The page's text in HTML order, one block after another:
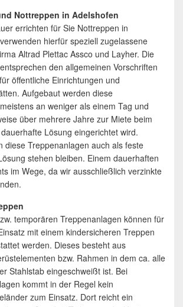
Nottreppen in Adelshofen
errichten für Sie Nottreppen in
hierfür speziell zugelassene
Altrad Plettac Assco und Layher. Die
den allgemeinen Vorschriften
öffentliche Einrichtungen und
Aufgebaut werden diese
an weniger als einem Tag und
über mehrere Jahre zur Miete beim
Lösung eingerichtet wird.
diese Treppenanlagen auch als feste
stehen bleiben. Einem dauerhaften
im Wege, da wir ausschließlich verzinkte
temporären Treppenanlagen können für
mit einem kindersicheren Treppen
werden. Dieses besteht aus
bzw. Rahmen in dem ca. alle
Stahlstab eingeschweißt ist. Bei
kommt in der Regel kein
zum Einsatz. Dort reicht ein